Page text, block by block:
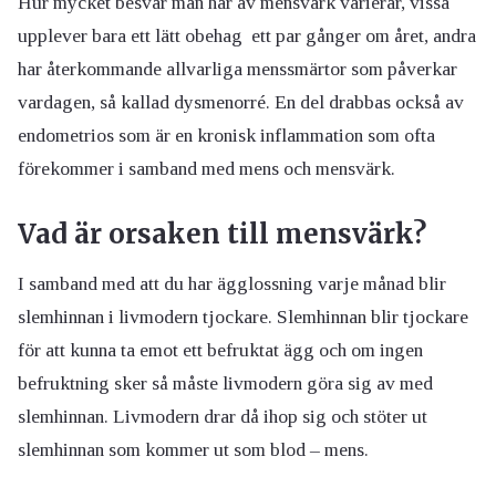
upplever bara ett lätt obehag ett par gånger om året, andra
har återkommande allvarliga menssmärtor som påverkar
vardagen, så kallad dysmenorré. En del drabbas också av
endometrios som är en kronisk inflammation som ofta
förekommer i samband med mens och mensvärk.
Vad är orsaken till mensvärk?
I samband med att du har ägglossning varje månad blir
slemhinnan i livmodern tjockare. Slemhinnan blir tjockare
för att kunna ta emot ett befruktat ägg och om ingen
befruktning sker så måste livmodern göra sig av med
slemhinnan. Livmodern drar då ihop sig och stöter ut
slemhinnan som kommer ut som blod – mens.